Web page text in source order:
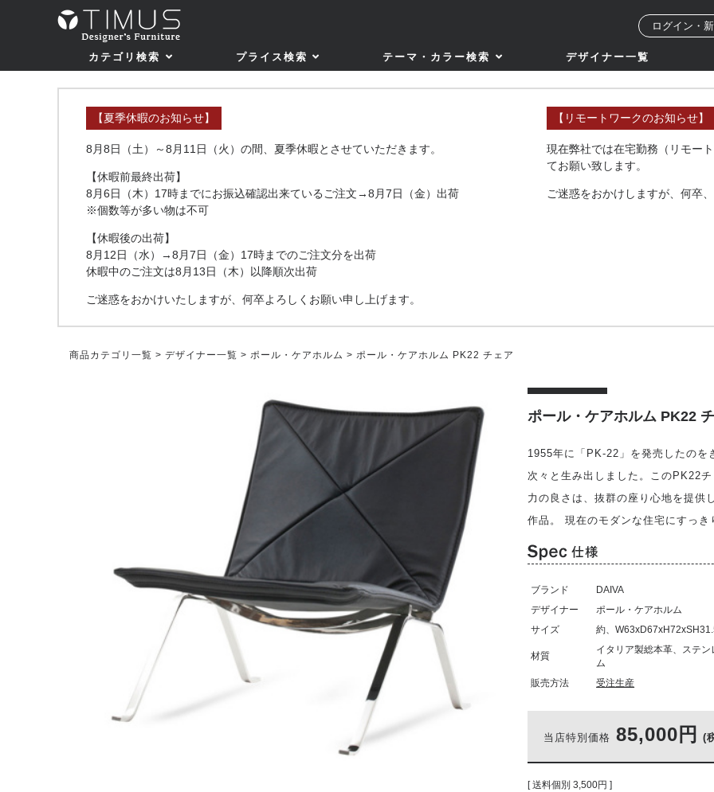
ログイン・
カテゴリ検索 プライス検索 テーマ・カラー検索 デザイナー一覧
【夏季休暇のお知らせ】
8月8日（土）～8月11日（火）の間、夏季休暇とさせていただきます。
【休暇前最終出荷】
8月6日（木）17時までにお振込確認出来ているご注文→8月7日（金）出荷
※個数等が多い物は不可
【休暇後の出荷】
8月12日（水）→8月7日（金）17時までのご注文分を出荷
休暇中のご注文は8月13日（木）以降順次出荷
ご迷惑をおかけいたしますが、何卒よろしくお願い申し上げます。
【リモートワークのお知らせ】
現在弊社では在宅勤務（リモー
てお願い致します。
ご迷惑をおかけしますが、何卒
商品カテゴリ一覧 > デザイナー一覧 > ポール・ケアホルム > ポール・ケアホルム PK22 チェア
ポール・ケアホルム PK22
1955年に「PK-22」を発売したの
次々と生み出しました。このPK22
力の良さは、抜群の座り心地を提供
作品。 現在のモダンな住宅にすっ
ブランド
DAIVA
デザイナー
ポール・ケアホルム
サイズ
約、
材質
イタリア製総本革、ステ
ム
販売方法
受注生産
当店特別価格 85,000円 (
[ 送料個別 3,500円 ]